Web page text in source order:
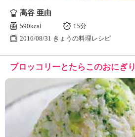
高谷 亜由
590kcal
15分
2016/08/31 きょうの料理レシピ
ブロッコリーとたらこのおにぎり